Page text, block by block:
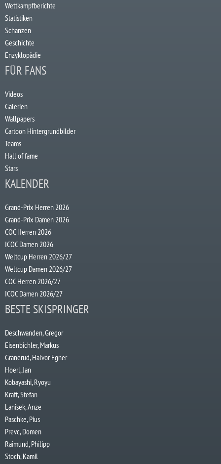
Wettkampfberichte
Statistiken
Schanzen
Geschichte
Enzyklopädie
FÜR FANS
Videos
Galerien
Wallpapers
Cartoon Hintergrundbilder
Teams
Hall of fame
Stars
KALENDER
Grand-Prix Herren 2026
Grand-Prix Damen 2026
COC Herren 2026
ICOC Damen 2026
Weltcup Herren 2026/27
Weltcup Damen 2026/27
COC Herren 2026/27
ICOC Damen 2026/27
BESTE SKISPRINGER
Deschwanden, Gregor
Eisenbichler, Markus
Granerud, Halvor Egner
Hoerl, Jan
Kobayashi, Ryoyu
Kraft, Stefan
Lanisek, Anze
Paschke, Pius
Prevc, Domen
Raimund, Philipp
Stoch, Kamil